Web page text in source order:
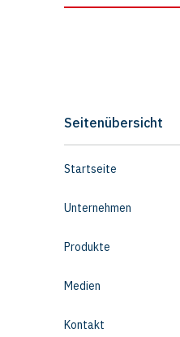
Seitenübersicht
Startseite
Unternehmen
Produkte
Medien
Kontakt